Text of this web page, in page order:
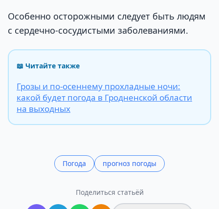
Особенно осторожными следует быть людям
с сердечно-сосудистыми заболеваниями.
📖 Читайте также
Грозы и по-осеннему прохладные ночи:
какой будет погода в Гродненской области
на выходных
Погода прогноз погоды
Поделиться статьёй